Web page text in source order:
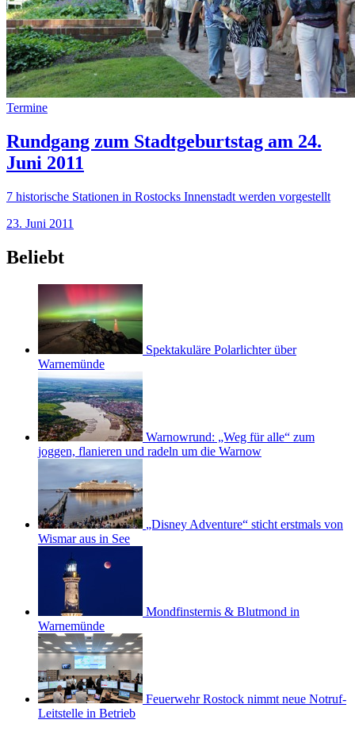
Termine
Rundgang zum Stadtgeburtstag am 24.
Juni 2011
7 historische Stationen in Rostocks Innenstadt werden vorgestellt
23. Juni 2011
Beliebt
Spektakuläre Polarlichter über
Warnemünde
Warnowrund: „Weg für alle“ zum
joggen, flanieren und radeln um die Warnow
„Disney Adventure“ sticht erstmals von
Wismar aus in See
Mondfinsternis & Blutmond in
Warnemünde
Feuerwehr Rostock nimmt neue Notruf-
Leitstelle in Betrieb